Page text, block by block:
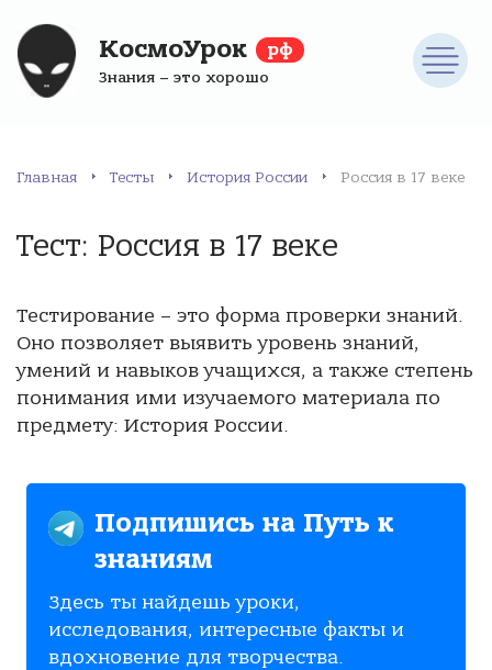
КосмоУрок рф
Знания – это хорошо
Главная Тесты История России Россия в 17 веке
Тест: Россия в 17 веке
Тестирование – это форма проверки знаний.
Оно позволяет выявить уровень знаний,
умений и навыков учащихся, а также степень
понимания ими изучаемого материала по
предмету: История России.
Подпишись на Путь к
знаниям
Здесь ты найдешь уроки,
исследования, интересные факты и
вдохновение для творчества.